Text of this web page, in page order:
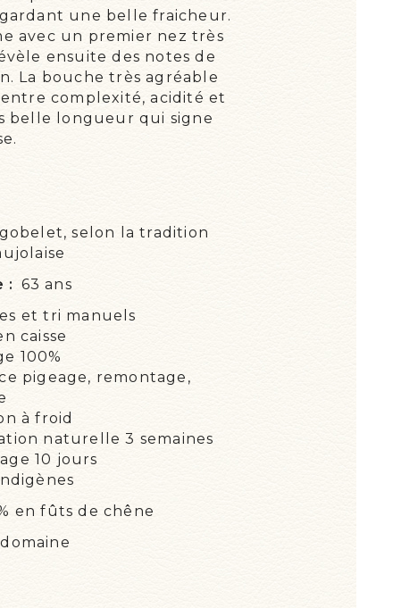
VINS D’EXCEPTION
DE NOUS !
une belle fraicheur.
avec un premier nez très
ensuite des notes de
La bouche très agréable
complexité, acidité et
belle longueur qui signe
selon la tradition
: 63 ans
et tri manuels
caisse
100%
pigeage, remontage,
à froid
naturelle 3 semaines
10 jours
en fûts de chêne